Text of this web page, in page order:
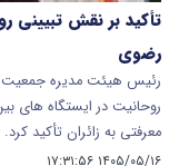
تأکید بر نقش تبیینی
رضوی
رئیس هیئت مدیره جمعیت
روحانیت در ایستگاه‌ های
معرفتی به زائران تأکید کرد.
۱۴۰۵/۰۵/۱۶ ۱۷:۳۱:۵۶